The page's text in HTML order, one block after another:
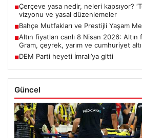
■Çerçeve yasa nedir, neleri kapsıyor?
vizyonu ve yasal düzenlemeler
■Bahçe Mutfakları ve Prestijli Yaşam
■Altın fiyatları canlı 8 Nisan 2026:
Gram, çeyrek, yarım ve cumhuriyet
■DEM Parti heyeti İmralı’ya gitti
Güncel